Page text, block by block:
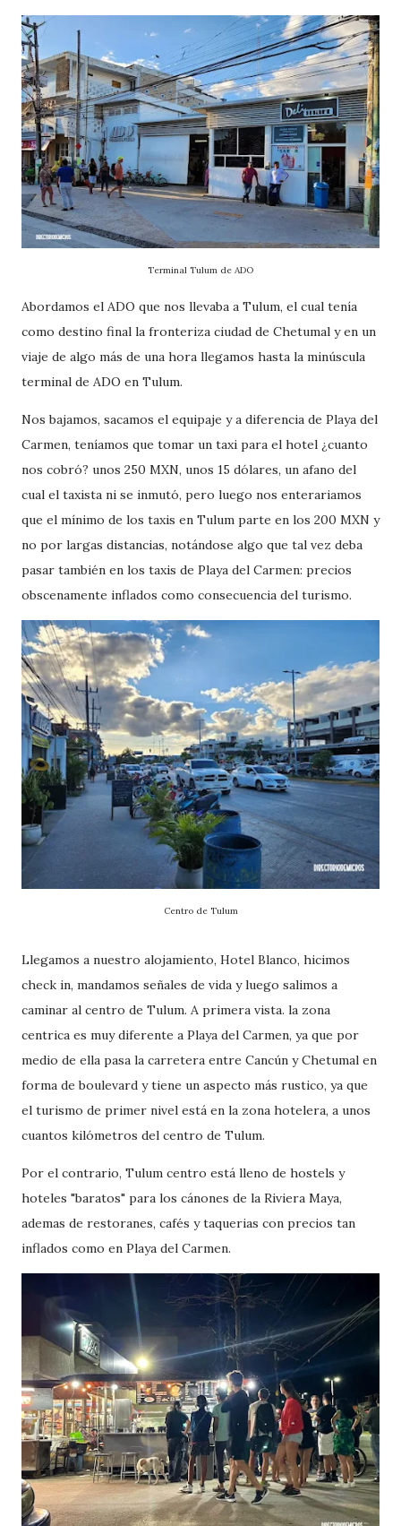
Terminal Tulum de ADO
Abordamos el ADO que nos llevaba a Tulum, el cual tenía
como destino final la fronteriza ciudad de Chetumal y en un
viaje de algo más de una hora llegamos hasta la minúscula
terminal de ADO en Tulum.
Nos bajamos, sacamos el equipaje y a diferencia de Playa del
Carmen, teníamos que tomar un taxi para el hotel ¿cuanto
nos cobró? unos 250 MXN, unos 15 dólares, un afano del
cual el taxista ni se inmutó, pero luego nos enterariamos
que el mínimo de los taxis en Tulum parte en los 200 MXN y
no por largas distancias, notándose algo que tal vez deba
pasar también en los taxis de Playa del Carmen: precios
obscenamente inflados como consecuencia del turismo.
Centro de Tulum
Llegamos a nuestro alojamiento, Hotel Blanco, hicimos
check in, mandamos señales de vida y luego salimos a
caminar al centro de Tulum. A primera vista. la zona
centrica es muy diferente a Playa del Carmen, ya que por
medio de ella pasa la carretera entre Cancún y Chetumal en
forma de boulevard y tiene un aspecto más rustico, ya que
el turismo de primer nivel está en la zona hotelera, a unos
cuantos kilómetros del centro de Tulum.
Por el contrario, Tulum centro está lleno de hostels y
hoteles "baratos" para los cánones de la Riviera Maya,
ademas de restoranes, cafés y taquerias con precios tan
inflados como en Playa del Carmen.